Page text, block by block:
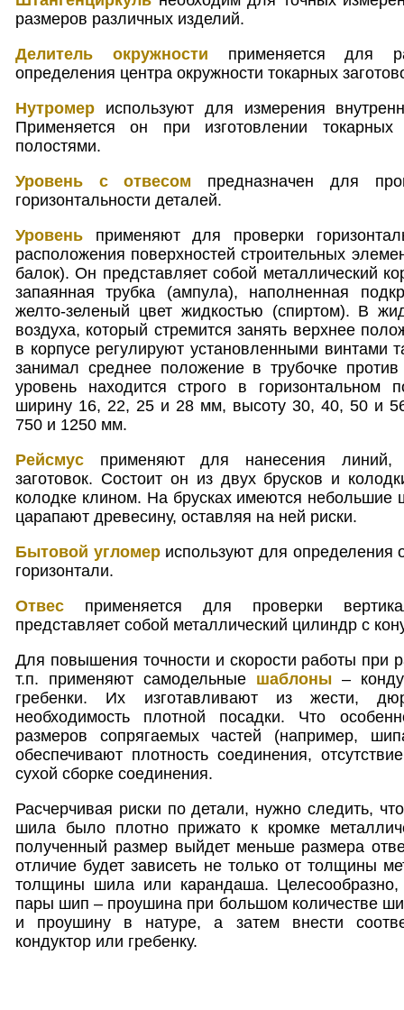
размеров различных изделий.
Делитель окружности применяется для
определения центра окружности токарных
Нутромер используют для измерения
Применяется он при изготовлении
полостями.
Уровень с отвесом предназначен для
горизонтальности деталей.
Уровень применяют для проверки
расположения поверхностей строительных
балок). Он представляет собой металлический
запаянная трубка (ампула), наполненная
желто-зеленый цвет жидкостью (спиртом). В
воздуха, который стремится занять верхнее
в корпусе регулируют установленными винтами
занимал среднее положение в трубочке против
уровень находится строго в горизонтальном
ширину 16, 22, 25 и 28 мм, высоту 30, 40, 50 и
750 и 1250 мм.
Рейсмус применяют для нанесения линий,
заготовок. Состоит он из двух брусков и
колодке клином. На брусках имеются небольшие
царапают древесину, оставляя на ней риски.
Бытовой угломериспользуют для определения
горизонтали.
Отвес применяется для проверки
представляет собой металлический цилиндр с
Для повышения точности и скорости работы при
т.п. применяют самодельные шаблоны –
гребенки. Их изготавливают из жести,
необходимость плотной посадки. Что
размеров сопрягаемых частей (например,
обеспечивают плотность соединения,
сухой сборке соединения.
Расчерчивая риски по детали, нужно следить,
шила было плотно прижато к кромке
полученный размер выйдет меньше размера
отличие будет зависеть не только от толщины
толщины шила или карандаша.
пары шип – проушина при большом количестве
и проушину в натуре, а затем внести
кондуктор или гребенку.